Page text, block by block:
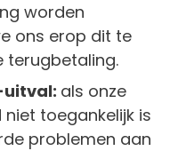
worden
ons erop dit te
terugbetaling.
als onze
toegankelijk is
problemen aan